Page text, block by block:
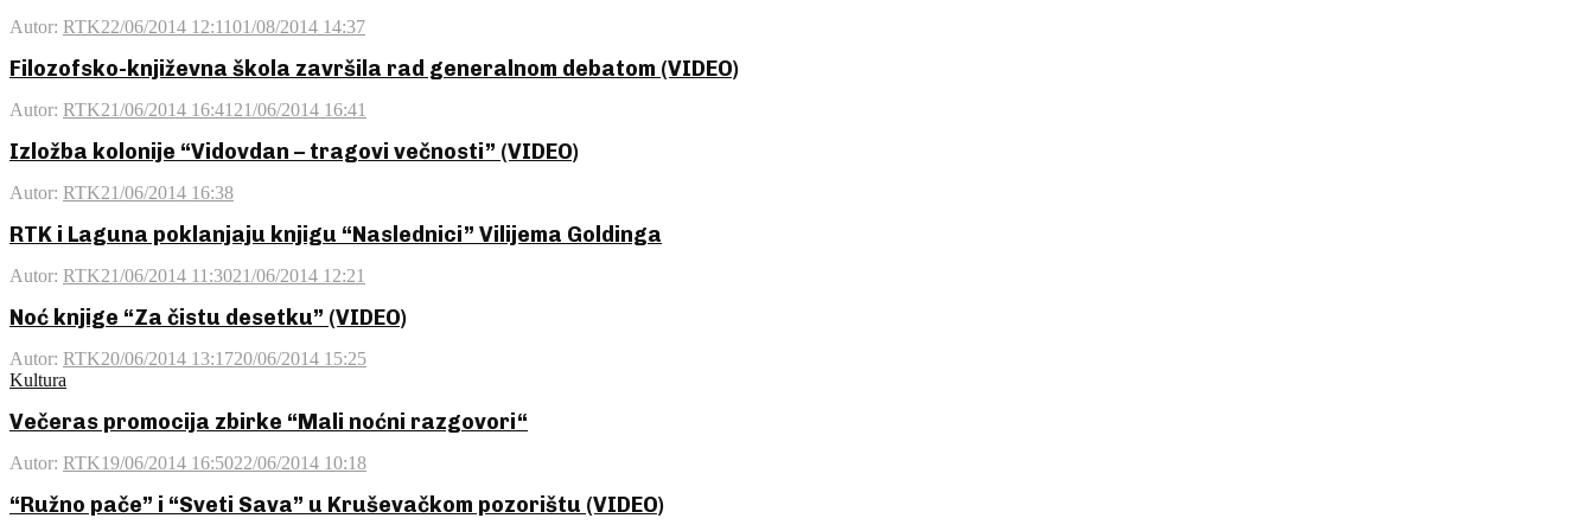
Autor: RTK22/06/2014 12:1101/08/2014 14:37
Filozofsko-književna škola završila rad generalnom debatom (VIDEO)
Autor: RTK21/06/2014 16:41 21/06/2014 16:41
Izložba kolonije “Vidovdan – tragovi večnosti” (VIDEO)
Autor: RTK21/06/2014 16:38
RTK i Laguna poklanjaju knjigu “Naslednici” Vilijema Goldinga
Autor: RTK21/06/2014 11:3021/06/2014 12:21
Noć knjige “Za čistu desetku” (VIDEO)
Autor: RTK20/06/2014 13:1720/06/2014 15:25
Kultura
Večeras promocija zbirke “Mali noćni razgovori“
Autor: RTK19/06/2014 16:5022/06/2014 10:18
“Ružno pače” i “Sveti Sava” u Kruševačkom pozorištu (VIDEO)